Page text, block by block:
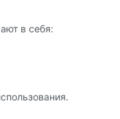
в себя: